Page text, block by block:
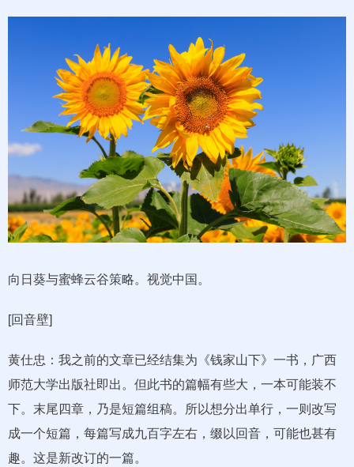
向日葵与蜜蜂云谷策略。视觉中国。
[回音壁]
黄仕忠：我之前的文章已经结集为《钱家山下》一书，广西
师范大学出版社即出。但此书的篇幅有些大，一本可能装不
下。末尾四章，乃是短篇组稿。所以想分出单行，一则改写
成一个短篇，每篇写成九百字左右，缀以回音，可能也甚有
趣。这是新改订的一篇。